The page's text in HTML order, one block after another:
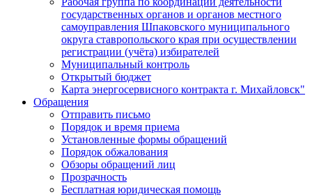
государственных органов и органов местного
самоуправления Шпаковского муниципального
округа ставропольского края при осуществлении
регистрации (учёта) избирателей
Муниципальный контроль
Открытый бюджет
Карта энергосервисного контракта г. Михайловск"
Обращения
Отправить письмо
Порядок и время приема
Установленные формы обращений
Порядок обжалования
Обзоры обращений лиц
Прозрачность
Бесплатная юридическая помощь